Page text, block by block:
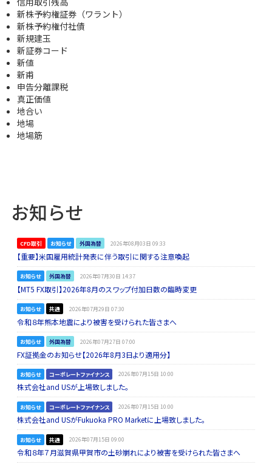
新株予約権証券（ワラント）
新株予約権付社債
新規建玉
新証券コード
新値
新甫
申告分離課税
真正価値
地合い
地場
地場筋
お知らせ
CFD取引 お知らせ 外国為替 2026年08月03日 09:33
【重要】米国雇用統計発表に伴う取引に関する注意喚起
お知らせ 外国為替 2026年07月30日 14:37
【MT5 FX取引】2026年8月のスワップ付加日数の臨時変更
お知らせ 共通 2026年07月29日 07:30
令和８年熊本地震により被害を受けられた皆さまへ
お知らせ 外国為替 2026年07月27日 07:00
FX証拠金のお知らせ【2026年8月3日より適用分】
お知らせ コーポレートファイナンス 2026年07月15日 10:00
株式会社and USが上場致しました。
お知らせ コーポレートファイナンス 2026年07月15日 10:00
株式会社and USがFukuoka PRO Marketに上場致しました。
お知らせ 共通 2026年07月15日 09:00
令和８年７月滋賀県甲賀市の土砂崩れにより被害を受けられた皆さまへ